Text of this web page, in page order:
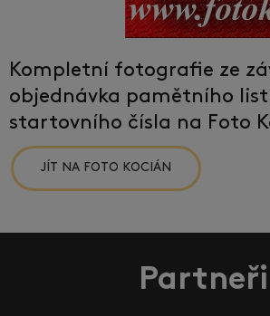
Kompletní fotografie ze
objednávka pamětního
startovního čísla na Foto
JÍT NA FOTO KOCIÁN
Partneři